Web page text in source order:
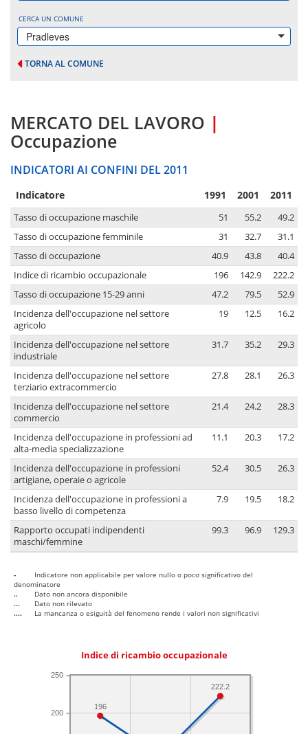
CERCA UN COMUNE
Pradleves
TORNA AL COMUNE
MERCATO DEL LAVORO |
Occupazione
INDICATORI AI CONFINI DEL 2011
Indicatore 1991 2001 2011
Tasso di occupazione maschile 51 55.2
49.2
Tasso di occupazione femminile
31 32.7
31.1
Tasso di occupazione
40.9 43.8
40.4
Indice di ricambio occupazionale
196 142.9
222.2
Tasso di occupazione 15-29 anni
47.2 79.5
52.9
Incidenza dell'occupazione nel settore
agricolo
19 12.5 16.2
Incidenza dell'occupazione nel settore
industriale
31.7 35.2 29.3
Incidenza dell'occupazione nel settore
terziario extracommercio
27.8 28.1 26.3
Incidenza dell'occupazione nel settore
commercio
21.4 24.2 28.3
Incidenza dell'occupazione in professioni ad
alta-media specializzazione
11.1 20.3 17.2
Incidenza dell'occupazione in professioni
artigiane, operaie o agricole
52.4 30.5 26.3
Incidenza dell'occupazione in professioni a
basso livello di competenza
7.9 19.5 18.2
Rapporto occupati indipendenti
maschi/femmine
99.3 96.9 129.3
-
Indicatore non applicabile per valore nullo o poco significativo del
denominatore
..
Dato non ancora disponibile
...
Dato non rilevato
....
La mancanza o esiguità del fenomeno rende i valori non significativi
Indice di ricambio occupazionale
200
250
222.2
196